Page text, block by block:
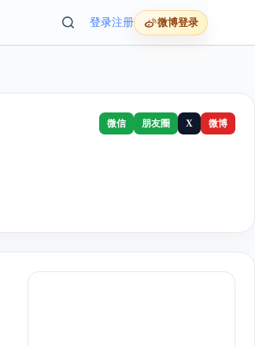
登录注册 微博登录
微信 朋友圈 X 微博